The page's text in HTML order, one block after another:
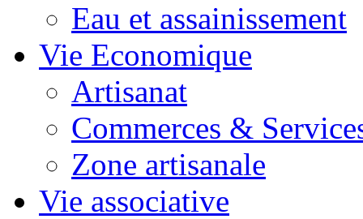
Eau et assainissement
Vie Economique
Artisanat
Commerces &
Zone artisanale
Vie associative